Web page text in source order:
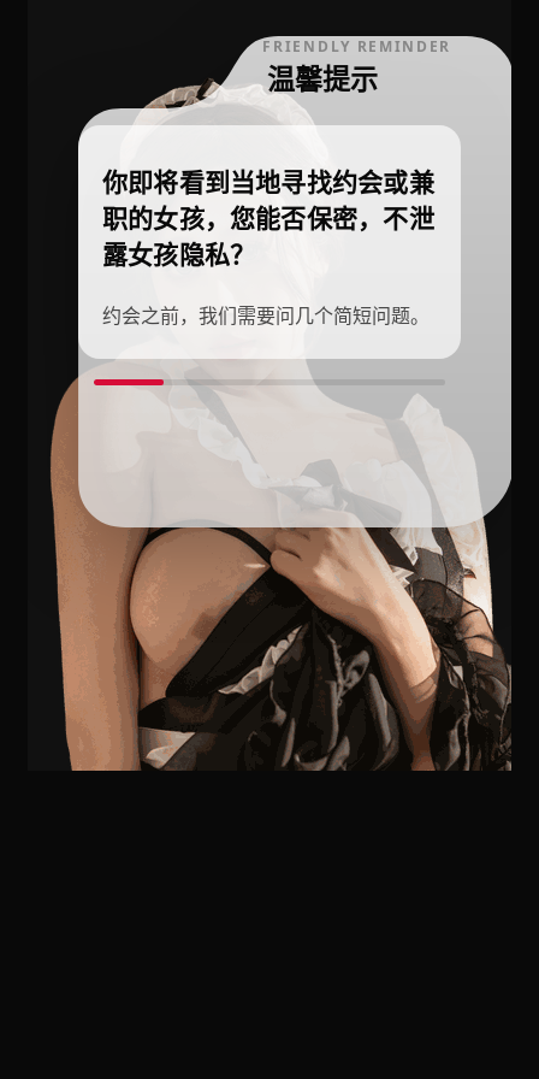
FRIENDLY REMINDER
温馨提示
你即将看到当地寻找约会或兼
职的女孩，您能否保密，不泄
露女孩隐私？
约会之前，我们需要问几个简短问题。